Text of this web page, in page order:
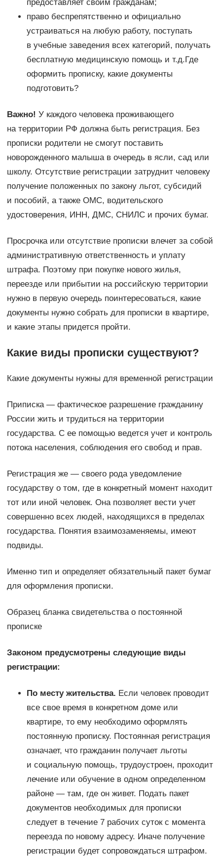
предоставляет своим гражданам;
право беспрепятственно и официально
устраиваться на любую работу, поступать
в учебные заведения всех категорий, получать
бесплатную медицинскую помощь и т.д.Где
оформить прописку, какие документы
подготовить?
Важно! У каждого человека проживающего
на территории РФ должна быть регистрация. Без
прописки родители не смогут поставить
новорожденного малыша в очередь в ясли, сад или
школу. Отсутствие регистрации затруднит человеку
получение положенных по закону льгот, субсидий
и пособий, а также ОМС, водительского
удостоверения, ИНН, ДМС, СНИЛС и прочих бумаг.
Просрочка или отсутствие прописки влечет за собой
административную ответственность и уплату
штрафа. Поэтому при покупке нового жилья,
переезде или прибытии на российскую территории
нужно в первую очередь поинтересоваться, какие
документы нужно собрать для прописки в квартире,
и какие этапы придется пройти.
Какие виды прописки существуют?
Какие документы нужны для временной регистрации
Приписка — фактическое разрешение гражданину
России жить и трудиться на территории
государства. С ее помощью ведется учет и контроль
потока населения, соблюдения его свобод и прав.
Регистрация же — своего рода уведомление
государству о том, где в конкретный момент находит
тот или иной человек. Она позволяет вести учет
совершенно всех людей, находящихся в пределах
государства. Понятия взаимозаменяемы, имеют
подвиды.
Именно тип и определяет обязательный пакет бумаг
для оформления прописки.
Образец бланка свидетельства о постоянной
прописке
Законом предусмотрены следующие виды
регистрации:
По месту жительства. Если человек проводит
все свое время в конкретном доме или
квартире, то ему необходимо оформлять
постоянную прописку. Постоянная регистрация
означает, что гражданин получает льготы
и социальную помощь, трудоустроен, проходит
лечение или обучение в одном определенном
районе — там, где он живет. Подать пакет
документов необходимых для прописки
следует в течение 7 рабочих суток с момента
переезда по новому адресу. Иначе получение
регистрации будет сопровождаться штрафом.